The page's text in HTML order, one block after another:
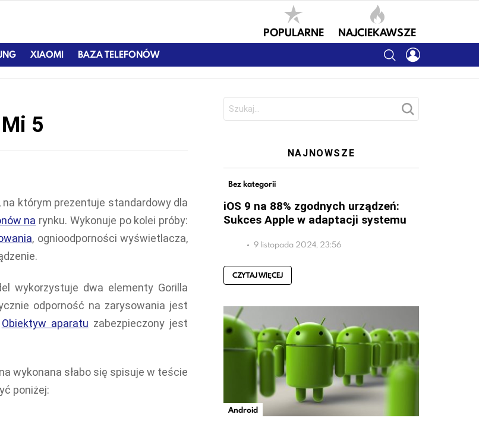
POPULARNE NAJCIEKAWSZE
XIAOMI BAZA TELEFONÓW SEARCH
5
którym prezentuje standardowy dla
na rynku. Wykonuje po kolei próby:
, ognioodporności wyświetlacza,
wykorzystuje dwa elementy Gorilla
odporność na zarysowania jest
Obiektyw aparatu zabezpieczony jest
wykonana słabo się spisuje w teście
poniżej:
NAJNOWSZE
Bez kategorii
iOS 9 na 88% zgodnych urządzeń:
Sukces Apple w adaptacji systemu
9 listopada 2024, 23:56
CZYTAJ WIĘCEJ
Android